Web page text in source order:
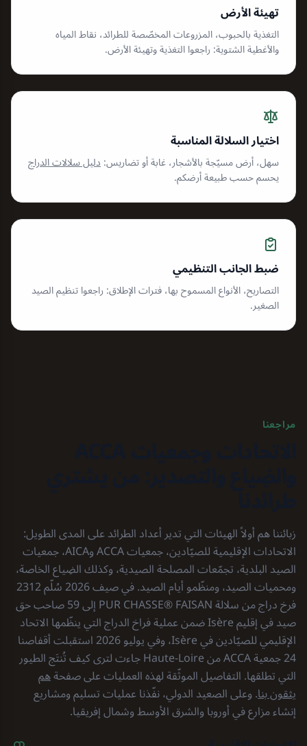
تهيئة الأرض
التغذية بالحبوب، المزروعات المخصّصة للطرائد، نقاط المياه
والأغطية الشتوية: راجعوا التغذية وتهيئة الأرض.
اختيار السلالة المناسبة
سهل، أرض مسيّجة بالأشجار، غابة أو تضاريس:دليل سلالات الدراج
يحسم حسب طبيعة أرضكم.
ضبط الجانب التنظيمي
التصاريح، الأنواع المسموح بها، فترات الإطلاق: راجعوا تنظيم الصيد
الصغير.
مراجعنا
زبائننا هم أولاً الهيئات التي تدير أعداد الطرائد على المدى الطويل:
الاتحادات الإقليمية للصيّادين، جمعيات ACCA وAICA، جمعيات
الصيد البلدية، تجمّعات المصلحة الصيدية، وكذلك الضِياع الخاصة،
ومحميات الصيد، ومنظّمو أيام الصيد. في صيف 2026 سُلّم 2312
فرخ دراج من سلالة FAISAN ⁦PUR CHASSE®⁩ إلى 59 صاحب حق
صيد في إقليم Isère ضمن عملية فراخ الدراج التي ينظّمها الاتحاد
الإقليمي للصيّادين في Isère، وفي يوليو 2026 استقبلت أقفاصنا
24 جمعية ACCA من Haute-Loire جاءت لترى كيف تُنتَج الطيور
التي تطلقها. التفاصيل الموثّقة لهذه العمليات على صفحةهم
يثقون بنا. وعلى الصعيد الدولي، نفّذنا عمليات تسليم ومشاريع
إنشاء مزارع في أوروبا والشرق الأوسط وشمال إفريقيا.